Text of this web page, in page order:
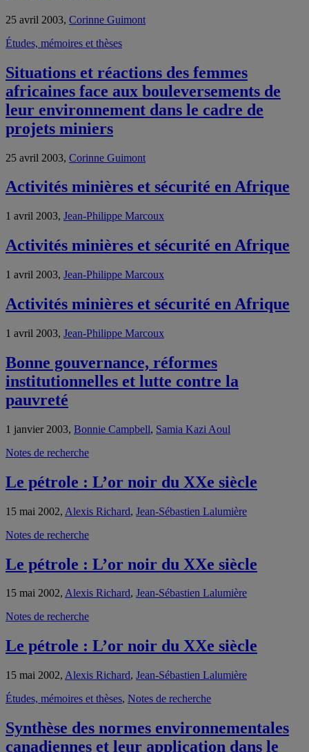
25 avril 2003, Corinne Guimont
Études, mémoires et thèses
Situations et réactions des femmes
africaines face aux bouleversements de
leur environnement dans le cadre de
projets miniers
25 avril 2003, Corinne Guimont
Activités minières et sécurité en Afrique
1 avril 2003, Jean-Philippe Marcoux
Activités minières et sécurité en Afrique
1 avril 2003, Jean-Philippe Marcoux
Activités minières et sécurité en Afrique
1 avril 2003, Jean-Philippe Marcoux
Bonne gouvernance, réformes
institutionnelles et lutte contre la
pauvreté
1 janvier 2003, Bonnie Campbell, Samia Kazi Aoul
Notes de recherche
Le pétrole : L’or noir du XXe siècle
15 mai 2002, Alexis Richard, Jean-Sébastien Lalumière
Notes de recherche
Le pétrole : L’or noir du XXe siècle
15 mai 2002, Alexis Richard, Jean-Sébastien Lalumière
Notes de recherche
Le pétrole : L’or noir du XXe siècle
15 mai 2002, Alexis Richard, Jean-Sébastien Lalumière
Études, mémoires et thèses, Notes de recherche
Synthèse des normes environnementales
canadiennes et leur application dans le